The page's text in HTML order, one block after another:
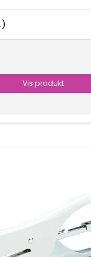
Vis produkt